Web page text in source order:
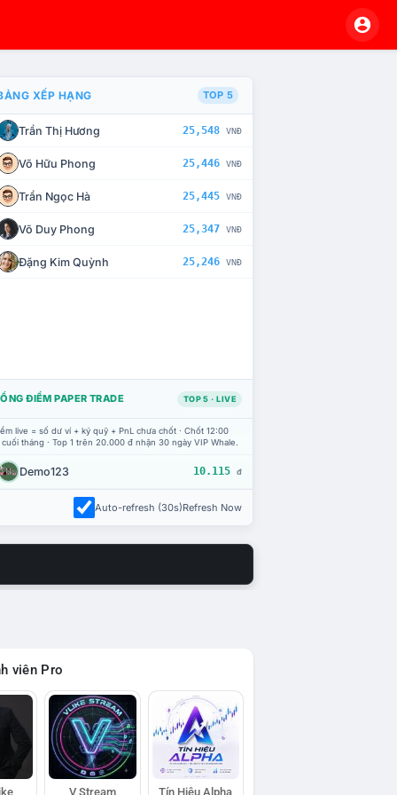
CHẾ TÀI XỬ LÝ VI PHẠM
XẾP HẠNG TOP 5
Trần Thị Hương 25,548 VNĐ
Võ Hữu Phong 25,446 VNĐ
Trần Ngọc Hà 25,445 VNĐ
Võ Duy Phong 25,347 VNĐ
Đặng Kim Quỳnh 25,246 VNĐ
ĐIỂM PAPER TRADE TOP 5 · LIVE
live = số dư ví + ký quỹ + PnL chưa chốt · Chốt 12:00
tháng · Top 1 trên 20.000 đ nhận 30 ngày VIP Whale.
Demo123 10.115 đ
Auto-refresh (30s)Refresh Now
viên Pro
V Stream Tín Hiệu Alpha